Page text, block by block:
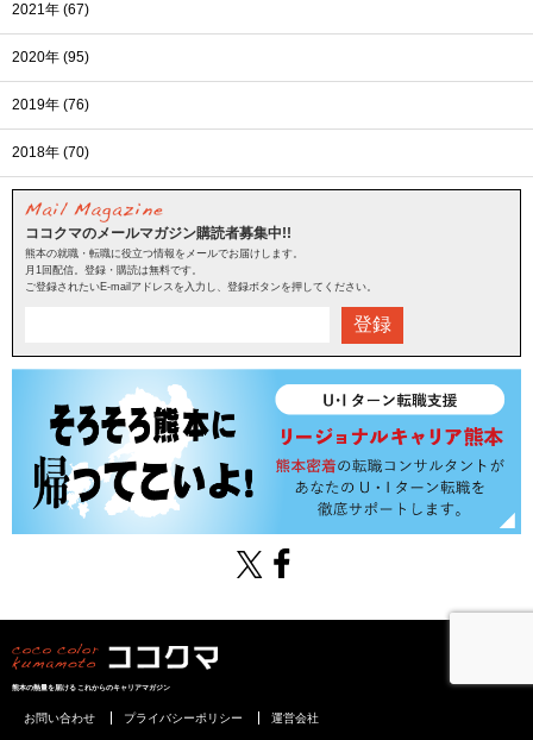
2021年 (67)
2020年 (95)
2019年 (76)
2018年 (70)
ココクマのメールマガジン購読者募集中!!
熊本の就職・転職に役立つ情報をメールでお届けします。
月1回配信。登録・購読は無料です。
ご登録されたいE-mailアドレスを入力し、登録ボタンを押してください。
登録
熊本の熱量を届けるこれからのキャリアマガジン
お問い合わせ プライバシーポリシー 運営会社